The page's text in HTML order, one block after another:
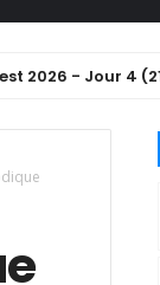
- Jour 4 (21/06/